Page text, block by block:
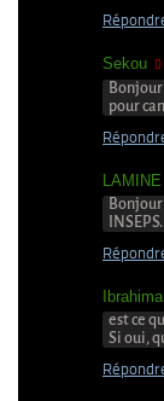
Sekou
Bonjour
pour
INSEPS.
est ce
Si oui,